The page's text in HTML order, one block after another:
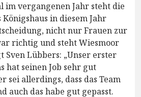
im vergangenen Jahr steht die
in diesem Jahr
nicht nur Frauen zur
richtig und steht Wiesmoor
Sven Lübbers: „Unser erster
hat seinen Job sehr gut
sei allerdings, dass das Team
auch das habe gut gepasst.